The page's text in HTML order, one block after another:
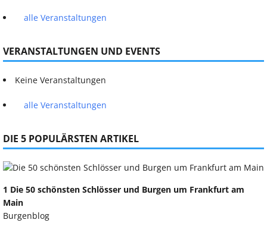
alle Veranstaltungen
VERANSTALTUNGEN UND EVENTS
Keine Veranstaltungen
alle Veranstaltungen
DIE 5 POPULÄRSTEN ARTIKEL
1 Die 50 schönsten Schlösser und Burgen um Frankfurt am
Main
Burgenblog